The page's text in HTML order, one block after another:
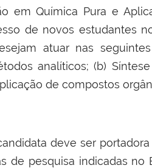
em Química Pura e
de novos estudantes
atuar nas
analíticos; (b)
de compostos
deve ser
de pesquisa indicadas no